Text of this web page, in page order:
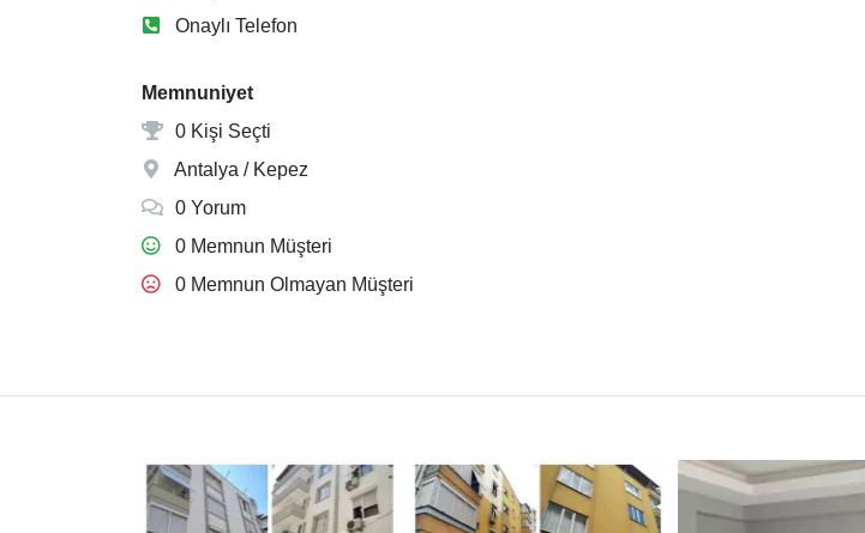
Onaylı Telefon
Memnuniyet
0 Kişi Seçti
Antalya / Kepez
0 Yorum
0 Memnun Müşteri
0 Memnun Olmayan Müşteri